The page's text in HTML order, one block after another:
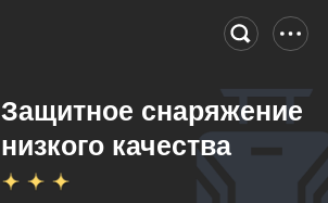
Защитное снаряжение
низкого качества